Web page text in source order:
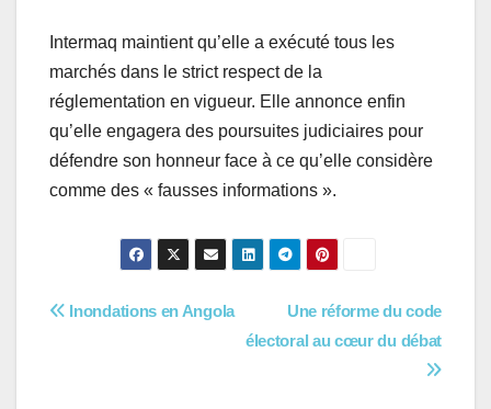
Intermaq maintient qu’elle a exécuté tous les
marchés dans le strict respect de la
réglementation en vigueur. Elle annonce enfin
qu’elle engagera des poursuites judiciaires pour
défendre son honneur face à ce qu’elle considère
comme des « fausses informations ».
Navigation
Une réforme du code
électoral au cœur du débat
Inondations en Angola